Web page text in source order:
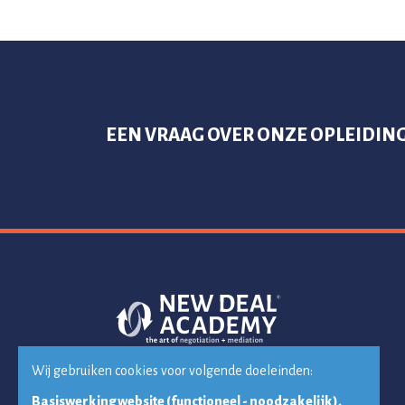
EEN VRAAG OVER ONZE
Wij gebruiken cookies voor volgende doeleinden:
Basiswerking website (functioneel - noodzakelijk),